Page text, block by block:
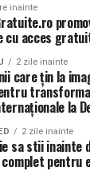
inainte
cu acces
2 zile inainte
care țin la
la
2 zile inainte
sa stii inainte
complet pentru